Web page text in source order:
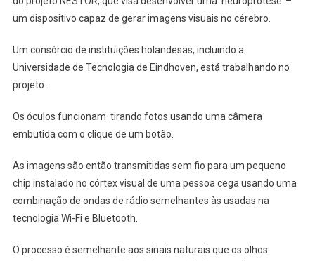
um dispositivo capaz de gerar imagens visuais no cérebro.
Um consórcio de instituições holandesas, incluindo a
Universidade de Tecnologia de Eindhoven, está trabalhando no
projeto.
Os óculos funcionam tirando fotos usando uma câmera
embutida com o clique de um botão.
As imagens são então transmitidas sem fio para um pequeno
chip instalado no córtex visual de uma pessoa cega usando uma
combinação de ondas de rádio semelhantes às usadas na
tecnologia Wi-Fi e Bluetooth.
O processo é semelhante aos sinais naturais que os olhos